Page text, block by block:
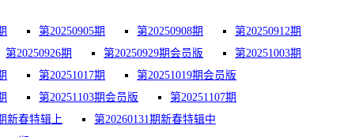
第20250905期 第20250908期
第20250912期
第20250926期 第20250929期会员版
第20251003期
第20251017期
第20251019期会员版
第20251103期会员版
第20251107期
新春特辑上
第20260131期新春特辑中